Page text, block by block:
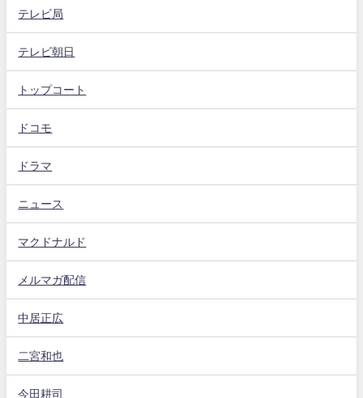
テレビ局
テレビ朝日
トップコート
ドコモ
ドラマ
ニュース
マクドナルド
メルマガ配信
中居正広
二宮和也
今田耕司